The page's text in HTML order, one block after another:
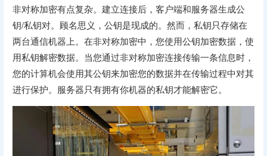
非对称加密有点复杂。建立连接后，客户端和服务器生成公
钥/私钥对。顾名思义，公钥是现成的。然而，私钥只存储在
两台通信机器上。在非对称加密中，您使用公钥加密数据，使
用私钥解密数据。当您通过非对称加密连接传输一条信息时，
您的计算机会使用其公钥来加密您的数据并在传输过程中对其
进行保护。服务器只有拥有你机器的私钥才能解密它。